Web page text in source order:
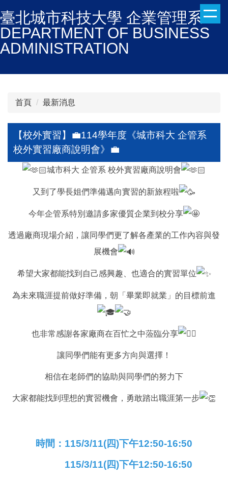
到
主
要
臺北城市科技大學 企業管理系
DEPARTMENT OF BUSINESS
ADMINISTRATION
首頁 最新消息
【校外實習】💼114學年度《城市科大 企管系
校外實習廠商說明會》💼
城市科大 企管系 校外實習廠商說明會
又到了學長姐們準備邁向實習的新旅程啦
今年企管系特別邀請多家優質企業到校分享
透過廠商現場介紹，讓同學們更了解各產業的工作內容與發
展機會
希望大家都能找到自己感興趣、也適合的實習單位
為未來職涯提前做好準備，朝「畢業即就業」的目標前進
也非常感謝各家廠商在百忙之中蒞臨分享
讓同學們能有更多方向與選擇！
相信在老師們的協助與同學們的努力下
大家都能找到理想的實習機會，勇敢踏出職涯第一步
時間：115/3/11(四)下午12:50-16:50
115/3/11(四)下午12:50-16:50